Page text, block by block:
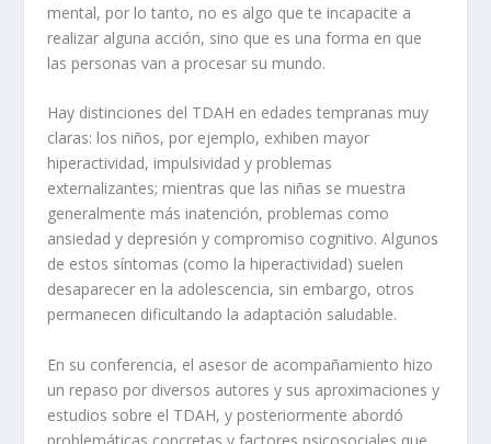
mental, por lo tanto, no es algo que te incapacite a
realizar alguna acción, sino que es una forma en que
las personas van a procesar su mundo.
Hay distinciones del TDAH en edades tempranas muy
claras: los niños, por ejemplo, exhiben mayor
hiperactividad, impulsividad y problemas
externalizantes; mientras que las niñas se muestra
generalmente más inatención, problemas como
ansiedad y depresión y compromiso cognitivo. Algunos
de estos síntomas (como la hiperactividad) suelen
desaparecer en la adolescencia, sin embargo, otros
permanecen dificultando la adaptación saludable.
En su conferencia, el asesor de acompañamiento hizo
un repaso por diversos autores y sus aproximaciones y
estudios sobre el TDAH, y posteriormente abordó